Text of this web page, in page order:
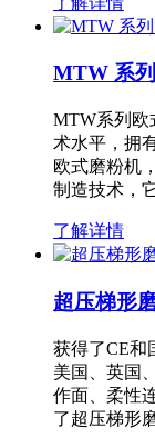
MTW 系
MTW系列欧
术水平，拥
欧式磨粉机
制造技术，
了解详情
超压梯形
获得了CE和
美国、英国
作面、柔性
了超压梯形